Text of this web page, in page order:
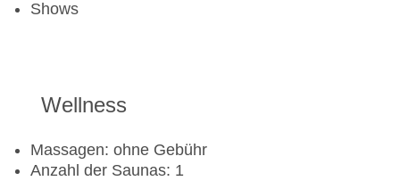
Shows
Wellness
Massagen: ohne Gebühr
Anzahl der Saunas: 1